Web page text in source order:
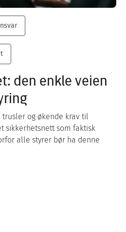
den enkle veien
og økende krav til
sikkerhetsnett som faktisk
alle styrer bør ha denne